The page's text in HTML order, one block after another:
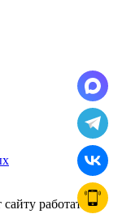
работать